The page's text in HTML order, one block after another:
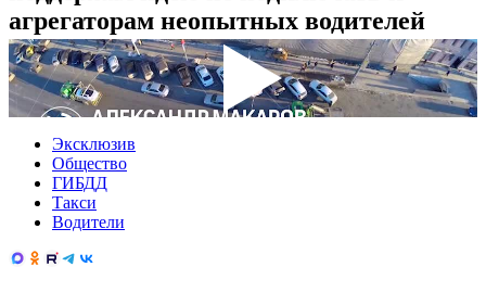
агрегаторам неопытных водителей
Эксклюзив
Общество
ГИБДД
Такси
Водители